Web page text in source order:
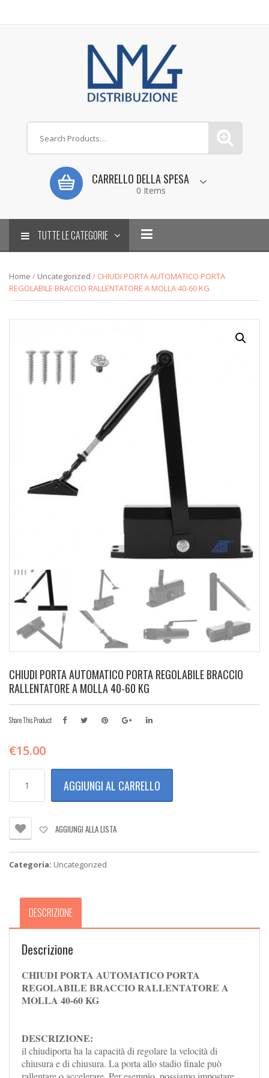
CARRELLO DELLA SPESA
0 Items
TUTTE LE CATEGORIE
Home / Uncategorized / CHIUDI PORTA AUTOMATICO PORTA
REGOLABILE BRACCIO RALLENTATORE A MOLLA 40-60 KG
CHIUDI PORTA AUTOMATICO PORTA REGOLABILE BRACCIO
RALLENTATORE A MOLLA 40-60 KG
Share This Product
€15.00
PORTA
AUTOMATICO
REGOLABILE
BRACCIO
MOLLA
quantità
AGGIUNGI AL CARRELLO
AGGIUNGI ALLA LISTA
Categoria: Uncategorized
DESCRIZIONE
Descrizione
CHIUDI PORTA AUTOMATICO PORTA
REGOLABILE BRACCIO RALLENTATORE A
MOLLA 40-60 KG
DESCRIZIONE:
il chiudiporta ha la capacità di regolare la velocità di
chiusura e di chiusura. La porta allo stadio finale può